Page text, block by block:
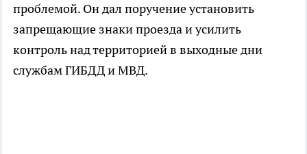
проблемой. Он дал поручение установить
запрещающие знаки проезда и усилить
контроль над территорией в выходные дни
службам ГИБДД и МВД.